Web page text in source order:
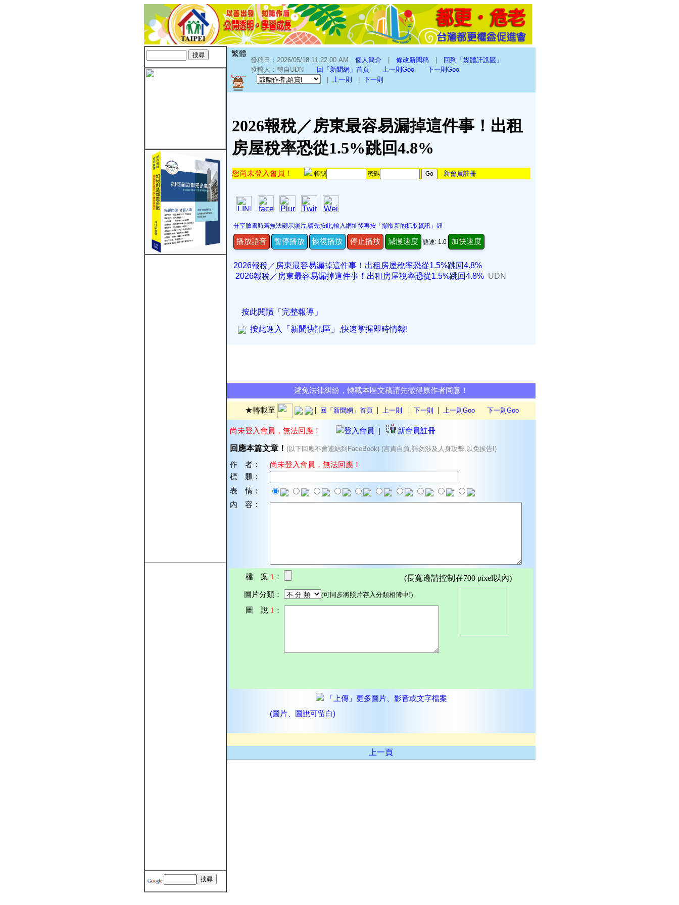
繁體
發稿日：2026/05/18 11:22:00 AM 個人簡介| 修改新聞稿|
回到「媒體訐譙區」
發稿人：轉自UDN
回「新聞網」首頁 上一則Goo
下一則Goo
上一則 下一則
2026報稅／房東最容易漏掉這件事！出租
房屋稅率恐從1.5%跳回4.8%
您尚未登入會員！ 帳號 密碼 新會員註冊
分享臉書時若無法顯示照片,請先按此,輸入網址後再按「擷取新的抓取資訊」鈕
播放語音 暫停播放 恢復播放 停止播放 減慢速度 語速: 1.0 加快速度
2026報稅／房東最容易漏掉這件事！出租房屋稅率恐從1.5%跳回4.8%
2026報稅／房東最容易漏掉這件事！出租房屋稅率恐從1.5%跳回4.8% UDN
按此閱讀「完整報導」
按此進入「新聞快訊區」,快速掌握即時情報!
避免法律糾紛，轉載本區文稿請先徵得原作者同意！
★轉載至 | 回「新聞網」首頁 | 上一則 | 下一則 | 上一則Goo 下一則Goo
尚未登入會員，無法回應！ 登入會員 | 新會員註冊
回應本篇文章！ (以下回應不會連結到FaceBook) (言責自負,請勿涉及人身攻擊,以免挨告!)
作 者：
尚未登入會員，無法回應！
標 題：
表 情：
內 容：
檔 案 1 ： (長寬邊請控制在700 pixel以內)
圖片分類： (可同步將照片存入分類相簿中!)
圖 說 1 ：
「上傳」更多圖片、影音或文字檔案
(圖片、圖說可留白)
上一頁